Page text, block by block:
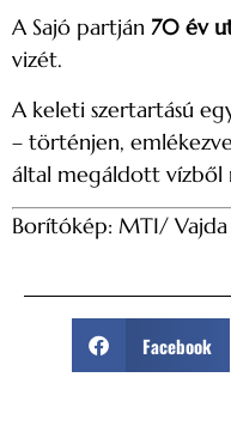
A Sajó partján 70 év
vizét.
A keleti szertartású
– történjen,
által megáldott vízből
Borítókép: MTI/ Vajda
Facebook